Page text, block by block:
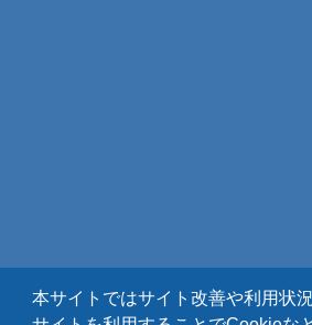
本サイトではサイト改善や利用状